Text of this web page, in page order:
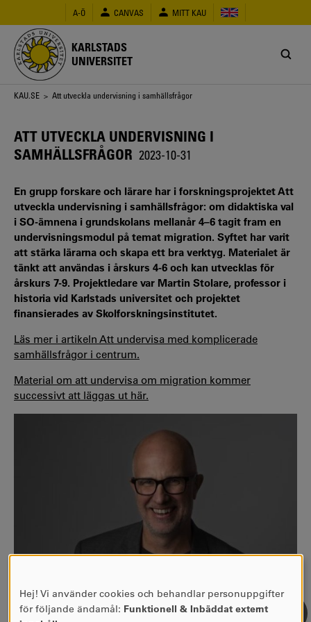
huvudinnehåll
A-Ö CANVAS MITT KAU
KARLSTADS
UNIVERSITET
Länkstig
KAU.SE > Att utveckla undervisning i samhällsfrågor
ATT UTVECKLA UNDERVISNING I
SAMHÄLLSFRÅGOR 2023-10-31
En grupp forskare och lärare har i forskningsprojektet Att
utveckla undervisning i samhällsfrågor: om didaktiska val
i SO-ämnena i grundskolans mellanår 4–6 tagit fram en
undervisningsmodul på temat migration. Syftet har varit
att stärka lärarna och skapa ett bra verktyg. Materialet är
tänkt att användas i årskurs 4-6 och kan utvecklas för
årskurs 7-9. Projektledare var Martin Stolare, professor i
historia vid Karlstads universitet och projektet
finansierades av Skolforskningsinstitutet.
Läs mer i artikeln Att undervisa med komplicerade
samhällsfrågor i centrum.
Material om att undervisa om migration kommer
successivt att läggas ut här.
ANVÄNDNING
AV
Hej! Vi använder cookies och behandlar personuppgifter
för följande ändamål: Funktionell & Inbäddat externt